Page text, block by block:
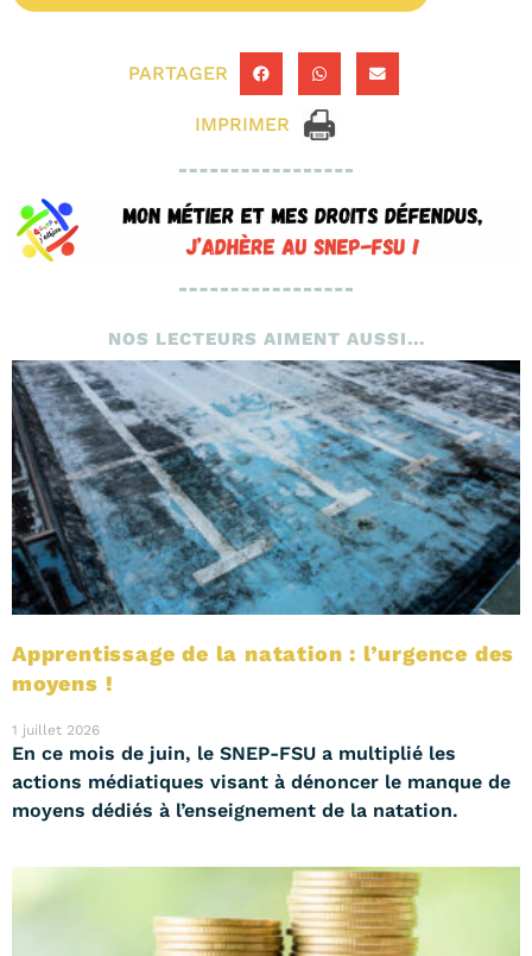
PARTAGER
IMPRIMER
NOS LECTEURS AIMENT AUSSI...
Apprentissage de la natation : l’urgence des
moyens !
1 juillet 2026
En ce mois de juin, le SNEP-FSU a multiplié les
actions médiatiques visant à dénoncer le manque de
moyens dédiés à l’enseignement de la natation.